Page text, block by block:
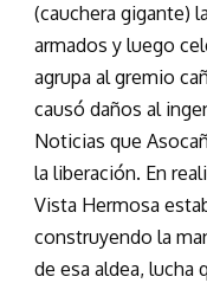
(cauchera gigante)
armados y luego
agrupa al gremio
causó daños al
Noticias que
la liberación. En
Vista Hermosa
construyendo la
de esa aldea, lucha